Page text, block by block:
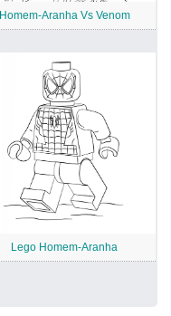
Homem-Aranha Vs Venom
Lego Homem-Aranha